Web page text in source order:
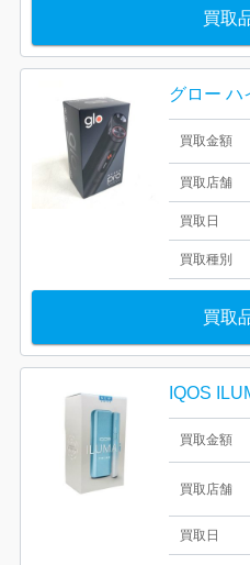
買取
グロー ハ
買取金額
買取店舗
買取日
買取種別
買取
買取金額
買取店舗
買取日